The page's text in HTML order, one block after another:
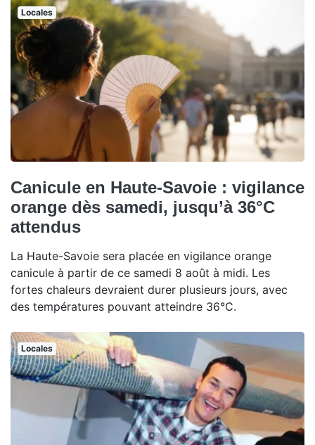
Locales
Canicule en Haute-Savoie : vigilance
orange dès samedi, jusqu’à 36°C
attendus
La Haute-Savoie sera placée en vigilance orange
canicule à partir de ce samedi 8 août à midi. Les
fortes chaleurs devraient durer plusieurs jours, avec
des températures pouvant atteindre 36°C.
Locales